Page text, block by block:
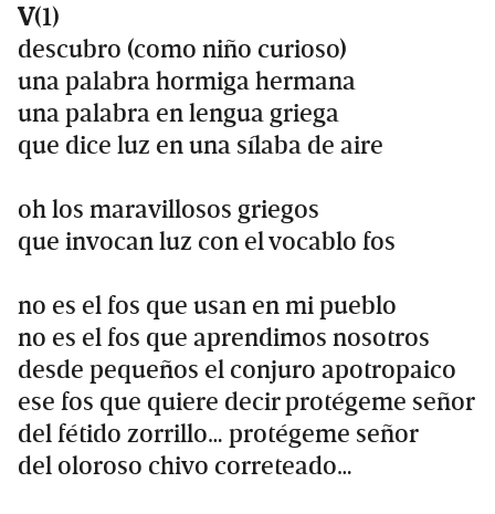
V(1)
descubro (como niño curioso)
una palabra hormiga hermana
una palabra en lengua griega
que dice luz en una sílaba de aire
oh los maravillosos griegos
que invocan luz con el vocablo fos
no es el fos que usan en mi pueblo
no es el fos que aprendimos nosotros
desde pequeños el conjuro apotropaico
ese fos que quiere decir protégeme señor
del fétido zorrillo… protégeme señor
del oloroso chivo correteado…